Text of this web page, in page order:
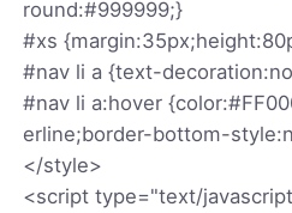
round:#999999;}
#xs
#nav li a {text-
#nav li a:hover
erline;border-bottom-
</style>
<script type="text/